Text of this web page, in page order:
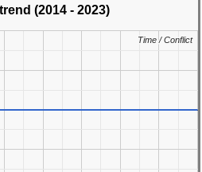
(2014 - 2023)
Time / Conflict
Time / Conflict